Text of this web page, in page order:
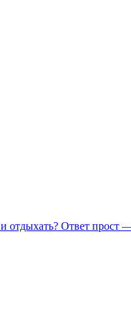
отдыхать? Ответ прост